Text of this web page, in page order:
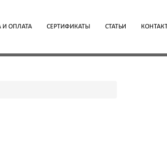
И ОПЛАТА СЕРТИФИКАТЫ СТАТЬИ